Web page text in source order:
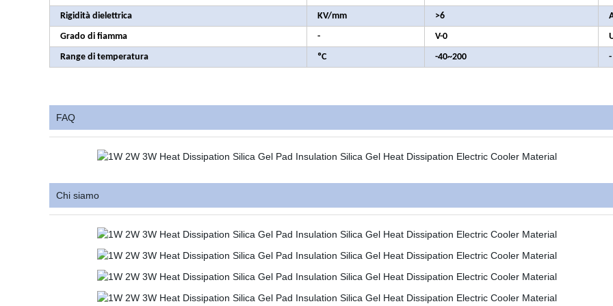
Rigidità dielettrica
KV/mm >6
Grado di fiamma
- V-0
Range di temperatura
ºC -40~200 -
FAQ
Chi siamo